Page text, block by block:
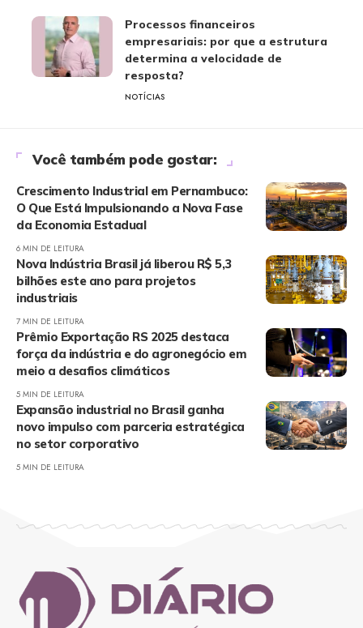
Processos financeiros
empresariais: por que a estrutura
determina a velocidade de
resposta?
NOTÍCIAS
Você também pode gostar:
Crescimento Industrial em Pernambuco:
O Que Está Impulsionando a Nova Fase
da Economia Estadual
6 MIN DE LEITURA
Nova Indústria Brasil já liberou R$ 5,3
bilhões este ano para projetos
industriais
7 MIN DE LEITURA
Prêmio Exportação RS 2025 destaca
força da indústria e do agronegócio em
meio a desafios climáticos
5 MIN DE LEITURA
Expansão industrial no Brasil ganha
novo impulso com parceria estratégica
no setor corporativo
5 MIN DE LEITURA